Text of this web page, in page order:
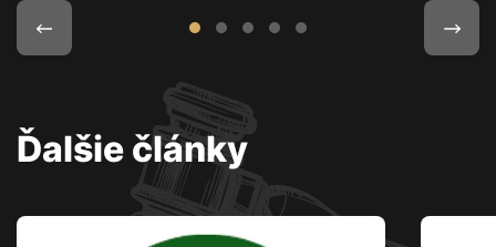
Ďalšie články